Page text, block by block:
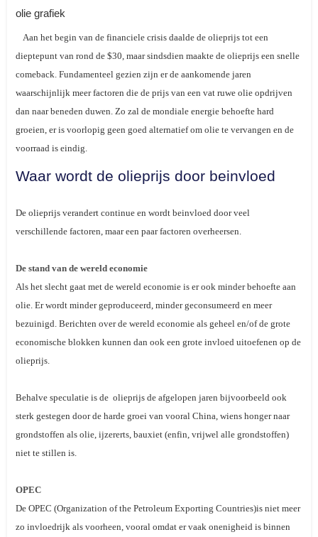
olie grafiek
Aan het begin van de financiele crisis daalde de olieprijs tot een
dieptepunt van rond de $30, maar sindsdien maakte de olieprijs een snelle
comeback. Fundamenteel gezien zijn er de aankomende jaren
waarschijnlijk meer factoren die de prijs van een vat ruwe olie opdrijven
dan naar beneden duwen. Zo zal de mondiale energie behoefte hard
groeien, er is voorlopig geen goed alternatief om olie te vervangen en de
voorraad is eindig.
Waar wordt de olieprijs door beinvloed
De olieprijs verandert continue en wordt beinvloed door veel
verschillende factoren, maar een paar factoren overheersen.
De stand van de wereld economie
Als het slecht gaat met de wereld economie is er ook minder behoefte aan
olie. Er wordt minder geproduceerd, minder geconsumeerd en meer
bezuinigd. Berichten over de wereld economie als geheel en/of de grote
economische blokken kunnen dan ook een grote invloed uitoefenen op de
olieprijs.
Behalve speculatie is de olieprijs de afgelopen jaren bijvoorbeeld ook
sterk gestegen door de harde groei van vooral China, wiens honger naar
grondstoffen als olie, ijzererts, bauxiet (enfin, vrijwel alle grondstoffen)
niet te stillen is.
OPEC
De OPEC (Organization of the Petroleum Exporting Countries)is niet meer
zo invloedrijk als voorheen, vooral omdat er vaak onenigheid is binnen